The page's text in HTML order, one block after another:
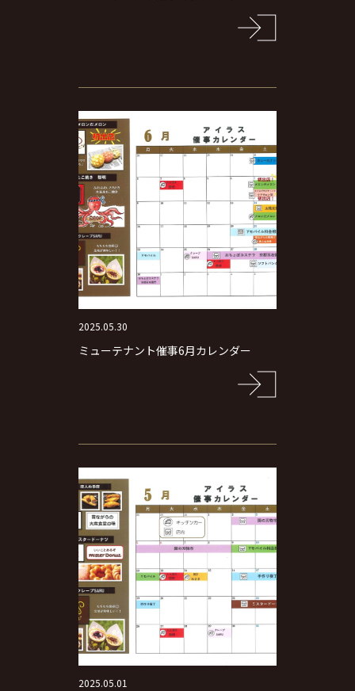
2025.05.30
ミューテナント催事6月カレンダー
2025.05.01